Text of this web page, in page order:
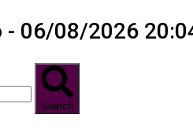
- 06/08/2026
Search